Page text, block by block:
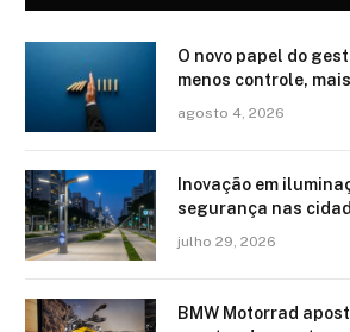
O novo papel do
menos controle,
agosto 4, 2026
Inovação em
segurança nas
julho 29, 2026
BMW Motorrad